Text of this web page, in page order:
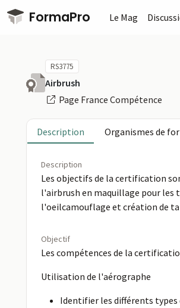
Passer au contenu principal
FormaPro Le Mag
RS3775
Airbrush
Page France Compétence
Description Organismes de
Description
Les objectifs de la certification
l'airbrush en maquillage pour les
l'oeilcamouflage et création de
Objectif
Les compétences de la
Utilisation de l'aérographe
Identifier les différents types